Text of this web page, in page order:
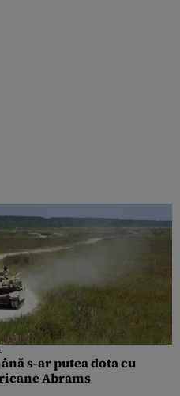
s-ar putea dota cu
Abrams